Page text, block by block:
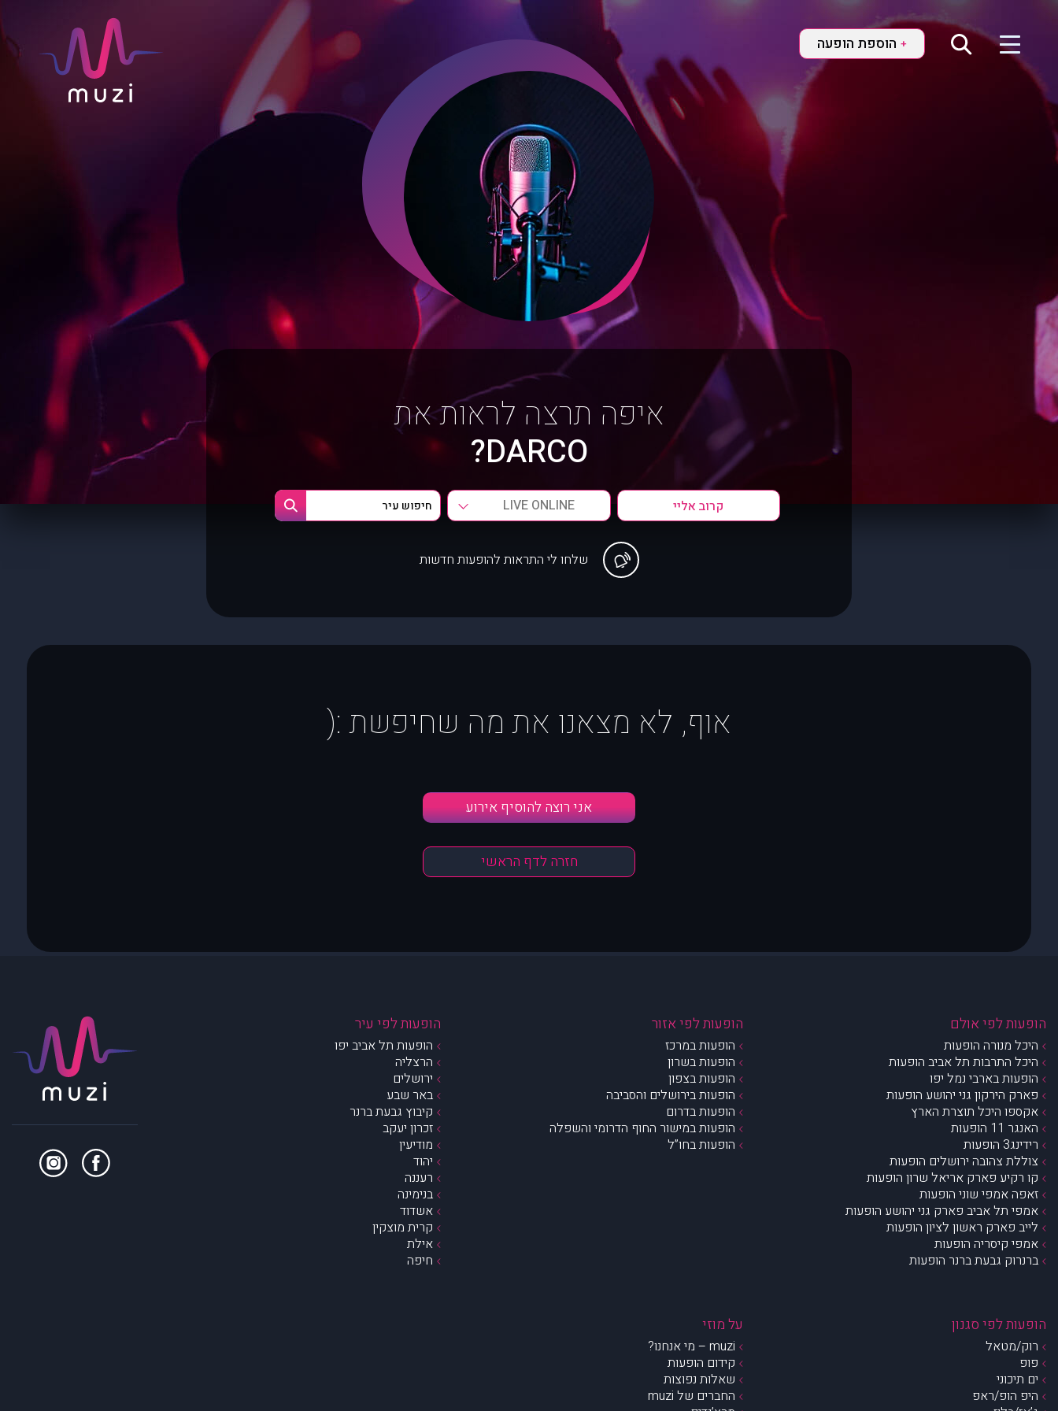
+ הוספת הופעה
איפה תרצה לראות את
DARCO?
LIVE ONLINE
שלחו לי התראות להופעות חדשות
אוף, לא מצאנו את מה שחיפשת :(
אני רוצה להוסיף אירוע
חזרה לדף הראשי
הופעות לפי אולם
היכל מנורה הופעות
היכל התרבות תל אביב הופעות
הופעות בארבי נמל יפו
פארק הירקון גני יהושע הופעות
אקספו היכל תוצרת הארץ
האנגר 11 הופעות
רידינג3 הופעות
צוללת צהובה ירושלים הופעות
קו רקיע פארק אריאל שרון הופעות
זאפה אמפי שוני הופעות
אמפי תל אביב פארק גני יהושע הופעות
לייב פארק ראשון לציון הופעות
אמפי קיסריה הופעות
ברנרוק גבעת ברנר הופעות
הופעות לפי אזור
הופעות במרכז
הופעות בשרון
הופעות בצפון
הופעות בירושלים והסביבה
הופעות בדרום
הופעות במישור החוף הדרומי והשפלה
הופעות בחו”ל
הופעות לפי עיר
הופעות תל אביב יפו
הרצליה
ירושלים
באר שבע
קיבוץ גבעת ברנר
זכרון יעקב
מודיעין
יהוד
רעננה
בנימינה
אשדוד
קרית מוצקין
אילת
חיפה
הופעות לפי סגנון
רוק/מטאל
פופ
ים תיכוני
היפ הופ/ראפ
על מוזי
muzi – מי אנחנו?
קידום הופעות
שאלות נפוצות
החברים של muzi